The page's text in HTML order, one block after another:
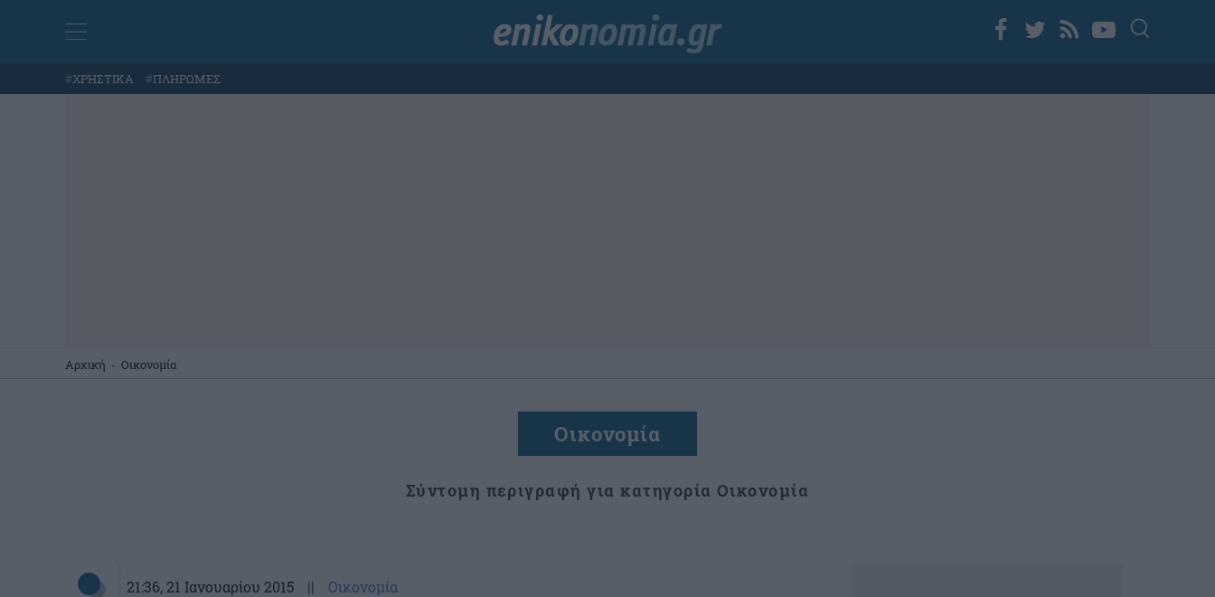
#ΧΡΗΣΤΙΚΑ #ΠΛΗΡΩΜΕΣ
Αρχική - Οικονομία
Οικονομία
Σύντομη περιγραφή για κατηγορία Οικονομία
21:36, 21 Ιανουαρίου 2015 || Οικονομία